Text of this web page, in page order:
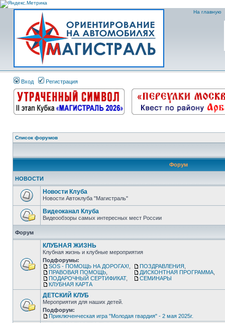
На главную
Вход Регистрация
Список форумов
Форум
НОВОСТИ
Новости Клуба
Новости Автоклуба "Магистраль"
Видеоканал Клуба
Видеообзоры самых интересных мест России
Форум
КЛУБНАЯ ЖИЗНЬ
Клубная жизнь и клубные мероприятия
Подфорумы:
SOS - ПОМОЩЬ НА ДОРОГАХ!
ПРАВОВАЯ ПОМОЩЬ
ПОДАРОЧНЫЙ СЕРТИФИКАТ,
КЛУБНАЯ КАРТА
ПОЗДРАВЛЕНИЯ
ДИСКОНТНАЯ ПРОГРАММА
СЕМИНАРЫ
ДЕТСКИЙ КЛУБ
Мероприятия для наших детей.
Подфорум:
Приключенческая игра "Молодая гвардия" - 2 мая 2025г.